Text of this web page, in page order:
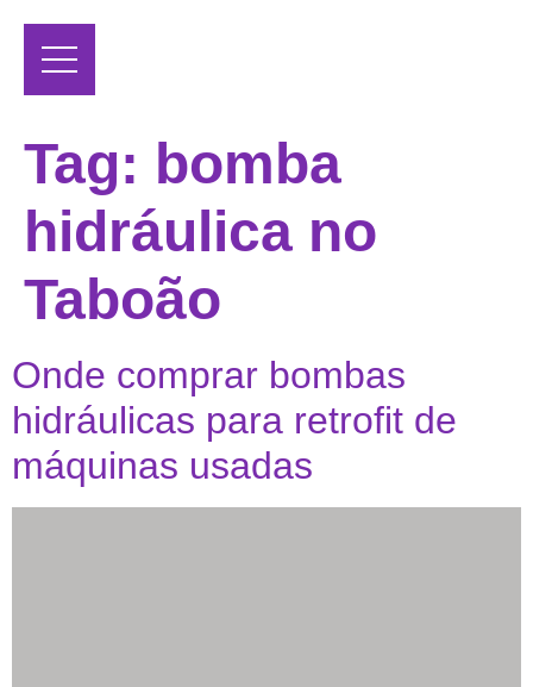
Tag: bomba
hidráulica no
Taboão
Onde comprar bombas
hidráulicas para retrofit de
máquinas usadas